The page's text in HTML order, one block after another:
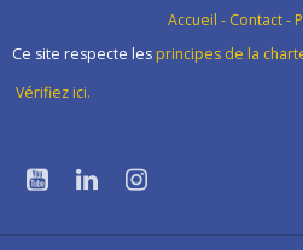
Accueil - Contact-
Ce site respecte les principes de la
Vérifiez ici.